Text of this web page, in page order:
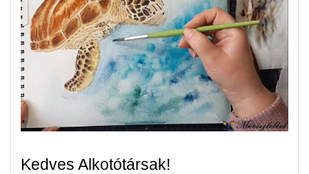
Kedves Alkotótársak!